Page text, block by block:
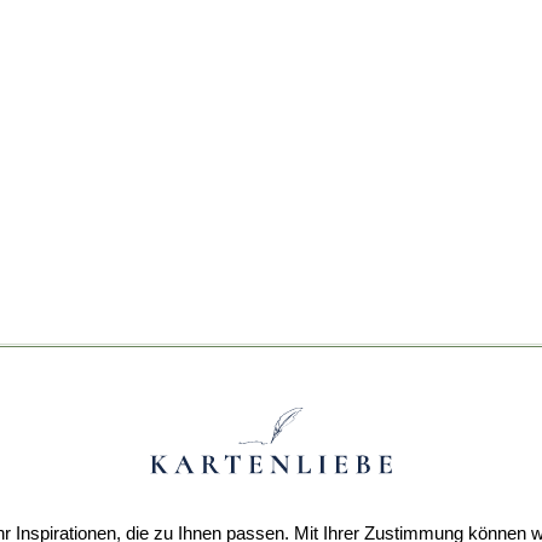
Inspirationen, die zu Ihnen passen. Mit Ihrer Zustimmung können